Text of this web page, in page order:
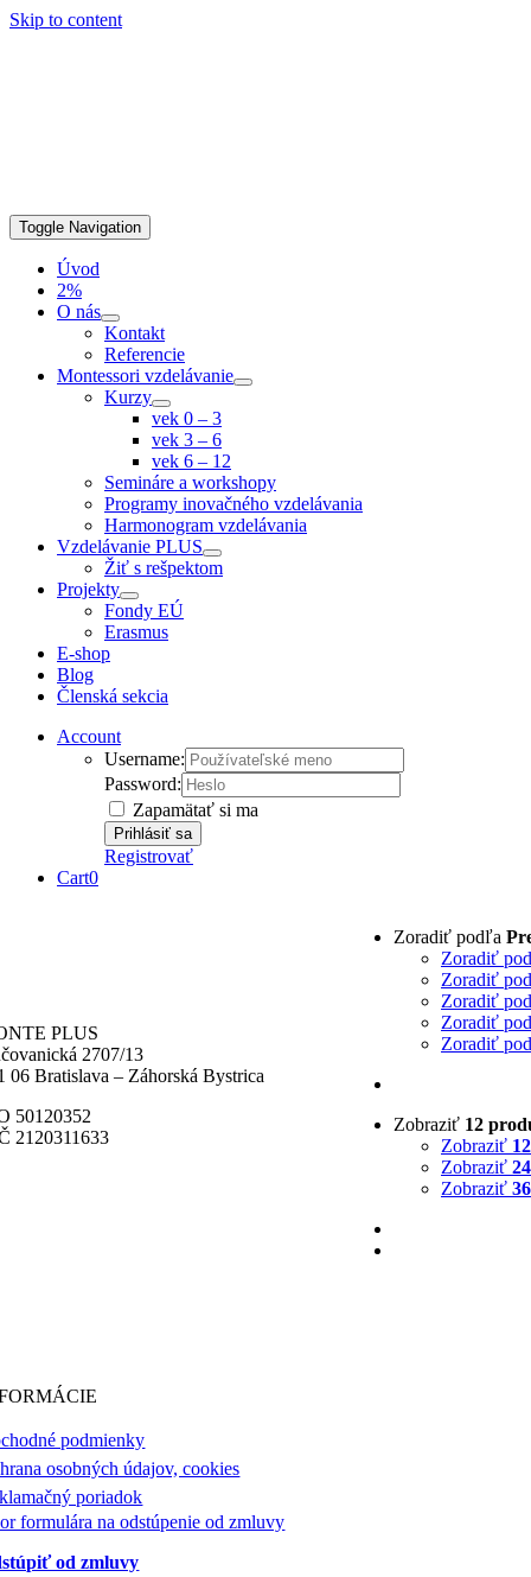
Skip to content
Toggle Navigation
Úvod
2%
O nás
Kontakt
Referencie
Montessori vzdelávanie
Kurzy
vek 0 – 3
vek 3 – 6
vek 6 – 12
Semináre a workshopy
Programy inovačného vzdelávania
Harmonogram vzdelávania
Vzdelávanie PLUS
Žiť s rešpektom
Projekty
Fondy EÚ
Erasmus
E-shop
Blog
Členská sekcia
Account
Username:
Password:
Zapamätať si ma
Registrovať
Cart0
Zoradiť podľa
Zoradiť
Zoradiť
Zoradiť
Zoradiť
Zoradiť
Zobraziť 12
Zobraziť
Zobraziť
Zobraziť
PLUS
2707/13
06 Bratislava – Záhorská Bystrica
50120352
2120311633
podmienky
osobných údajov, cookies
poriadok
formulára na odstúpenie od zmluvy
od zmluvy